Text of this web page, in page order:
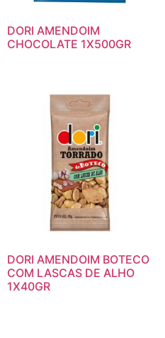
DORI AMENDOIM
CHOCOLATE 1X500GR
DORI AMENDOIM BOTECO
COM LASCAS DE ALHO
1X40GR